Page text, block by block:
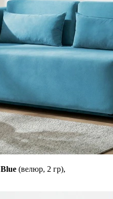
Blue (велюр, 2 гр),